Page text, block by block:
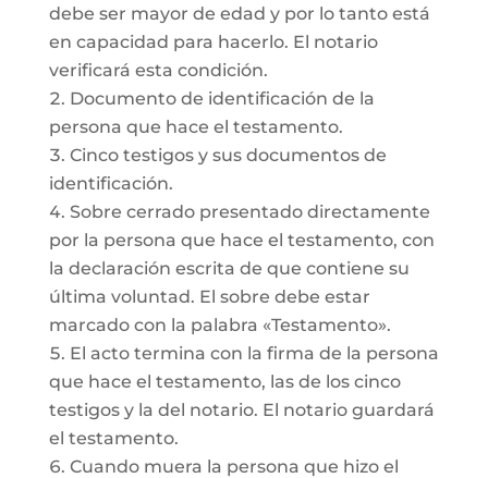
debe ser mayor de edad y por lo tanto está
en capacidad para hacerlo. El notario
verificará esta condición.
Documento de identificación de la
persona que hace el testamento.
Cinco testigos y sus documentos de
identificación.
Sobre cerrado presentado directamente
por la persona que hace el testamento, con
la declaración escrita de que contiene su
última voluntad. El sobre debe estar
marcado con la palabra «Testamento».
El acto termina con la firma de la persona
que hace el testamento, las de los cinco
testigos y la del notario. El notario guardará
el testamento.
Cuando muera la persona que hizo el